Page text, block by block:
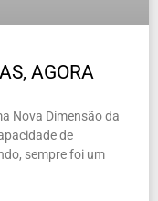
AGORA
Nova Dimensão da
de
sempre foi um